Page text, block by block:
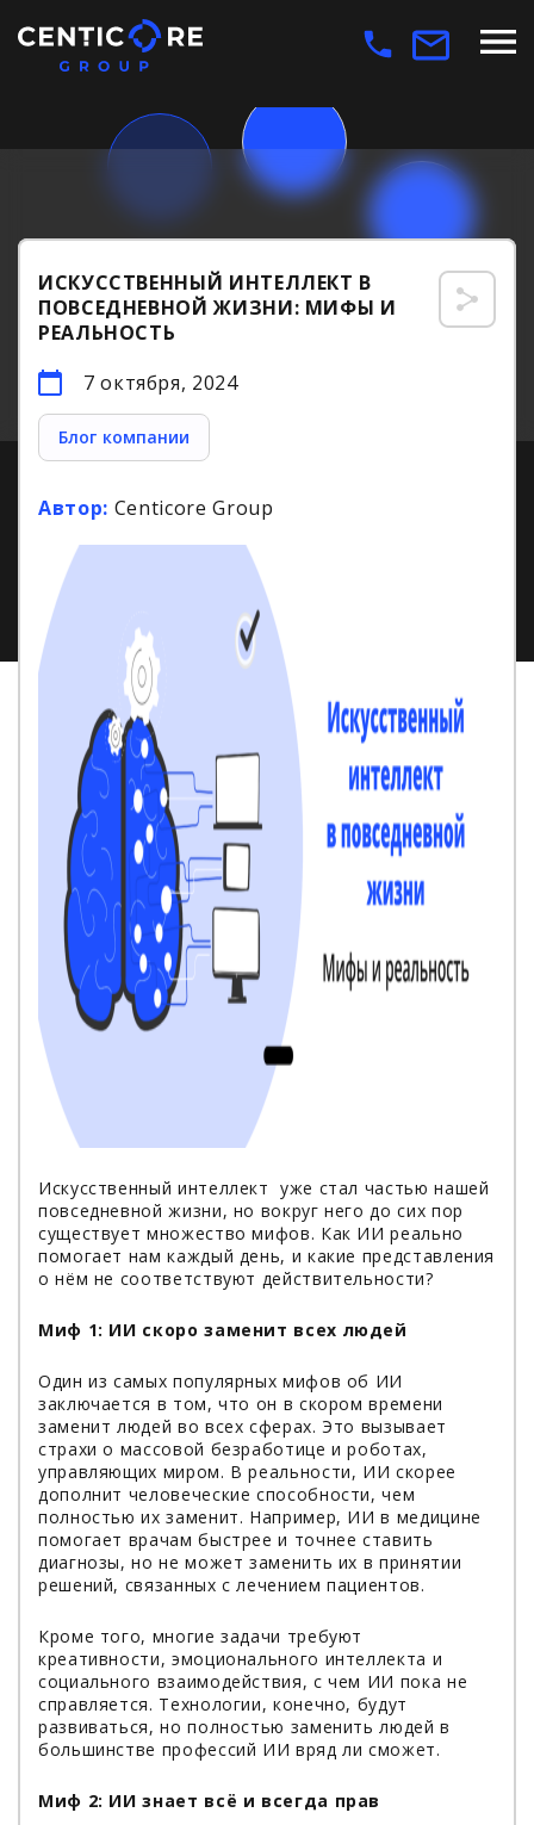
ИСКУССТВЕННЫЙ ИНТЕЛЛЕКТ В
ПОВСЕДНЕВНОЙ ЖИЗНИ: МИФЫ И
РЕАЛЬНОСТЬ
7 октября, 2024
Блог компании
Автор: Centicore Group
Искусственный интеллект уже стал частью нашей
повседневной жизни, но вокруг него до сих пор
существует множество мифов. Как ИИ реально
помогает нам каждый день, и какие представления
о нём не соответствуют действительности?
Миф 1: ИИ скоро заменит всех людей
Один из самых популярных мифов об ИИ
заключается в том, что он в скором времени
заменит людей во всех сферах. Это вызывает
страхи о массовой безработице и роботах,
управляющих миром. В реальности, ИИ скорее
дополнит человеческие способности, чем
полностью их заменит. Например, ИИ в медицине
помогает врачам быстрее и точнее ставить
диагнозы, но не может заменить их в принятии
решений, связанных с лечением пациентов.
Кроме того, многие задачи требуют
креативности, эмоционального интеллекта и
социального взаимодействия, с чем ИИ пока не
справляется. Технологии, конечно, будут
развиваться, но полностью заменить людей в
большинстве профессий ИИ вряд ли сможет.
Миф 2: ИИ знает всё и всегда прав